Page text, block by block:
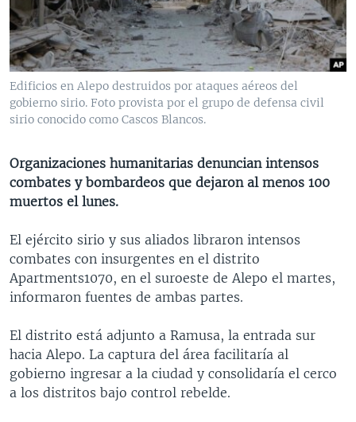
VENEZUELA
BRASIL
NICARAGUA
ECONOMÍA
ENTRETENIMIENTO Y CULTURA
TECNOLOGÍA
DEPORTES
MULTIMEDIA
VIDEOS
FOTOGRAFÍA
AUDIOS
PROGRAMAS TV
EL MUNDO AL DÍA
FORO INTERAMERICANO
LAS CLAVES
PANORAMA
RADIO
AVANCE INFORMATIVO
BUENOS DÍAS AMÉRICA
ESTADOS UNIDOS AL DÍA
FORO [RADIO]
DEPORTIVO INTERNACIONAL
NOTA ECONÓMICA
ENTRETENIMIENTO
DIRECT
Learning English
Idiomas
Edificios en Alepo destruidos por ataques aéreos del
gobierno sirio. Foto provista por el grupo de defensa civil
sirio conocido como Cascos Blancos.
Organizaciones humanitarias denuncian intensos
combates y bombardeos que dejaron al menos 100
muertos el lunes.
El ejército sirio y sus aliados libraron intensos
combates con insurgentes en el distrito
Apartments1070, en el suroeste de Alepo el martes,
informaron fuentes de ambas partes.
El distrito está adjunto a Ramusa, la entrada sur
hacia Alepo. La captura del área facilitaría al
gobierno ingresar a la ciudad y consolidaría el cerco
a los distritos bajo control rebelde.